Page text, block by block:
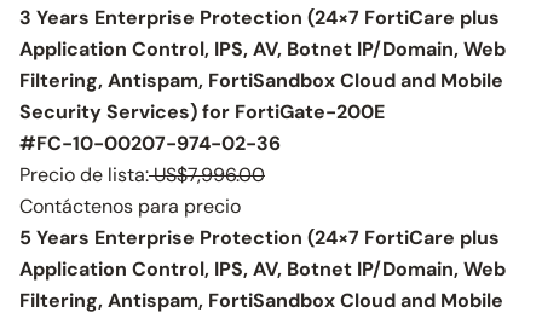
3 Years Enterprise Protection (24×7 FortiCare plus
Application Control, IPS, AV, Botnet IP/Domain, Web
Filtering, Antispam, FortiSandbox Cloud and Mobile
Security Services) for FortiGate-200E
#FC-10-00207-974-02-36
Precio de lista:US$7,996.00
Contáctenos para precio
5 Years Enterprise Protection (24×7 FortiCare plus
Application Control, IPS, AV, Botnet IP/Domain, Web
Filtering, Antispam, FortiSandbox Cloud and Mobile